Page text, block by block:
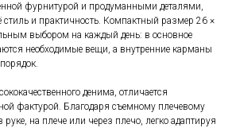
фурнитурой и продуманными деталями,
стиль и практичность. Компактный размер 26 ×
выбором на каждый день: в основное
необходимые вещи, а внутренние карманы
денима, отличается
фактурой. Благодаря съемному плечевому
на плече или через плечо, легко адаптируя